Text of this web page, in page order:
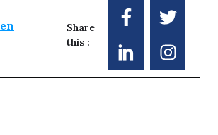
Share
this :